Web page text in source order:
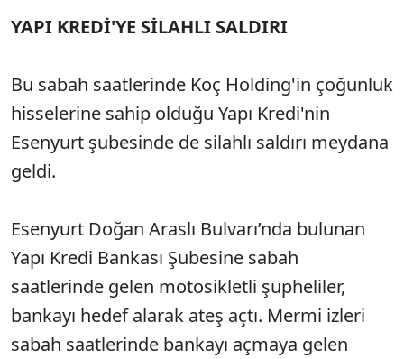
YAPI KREDİ'YE SİLAHLI SALDIRI
Bu sabah saatlerinde Koç Holding'in çoğunluk
hisselerine sahip olduğu Yapı Kredi'nin
Esenyurt şubesinde de silahlı saldırı meydana
geldi.
Esenyurt Doğan Araslı Bulvarı’nda bulunan
Yapı Kredi Bankası Şubesine sabah
saatlerinde gelen motosikletli şüpheliler,
bankayı hedef alarak ateş açtı. Mermi izleri
sabah saatlerinde bankayı açmaya gelen